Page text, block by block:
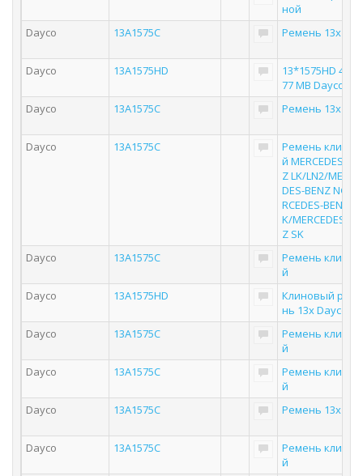
ной
Dayco
13A1575C Ремень 13x1575
Dayco 13A1575HD
13*1575HD
77 MB Dayco
Dayco
13A1575C Ремень 13x1575
Dayco 13A1575C
Ремень
й MERCEDES-
Z LK/LN2/MERCE
DES-BENZ NG/
RCEDES-BENZ M
K/MERCEDES-
Z SK
Dayco
13A1575C
Ремень
й
Dayco
13A1575HD
Клиновый реме
нь 13x Dayco
Dayco
13A1575C
Ремень
й
Dayco
13A1575C
Ремень
й
Dayco
13A1575C Ремень 13x1575
Dayco 13A1575C
Ремень
й